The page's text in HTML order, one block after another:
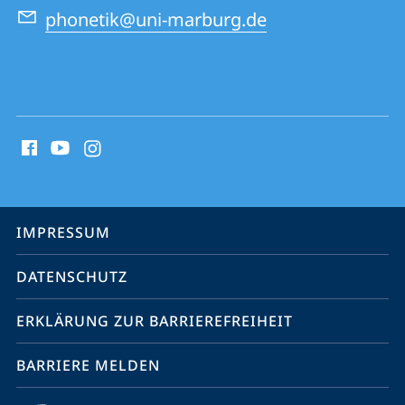
phonetik@uni-marburg.de
Media
Service-
Navigation
IMPRESSUM
DATENSCHUTZ
ERKLÄRUNG ZUR BARRIEREFREIHEIT
BARRIERE MELDEN